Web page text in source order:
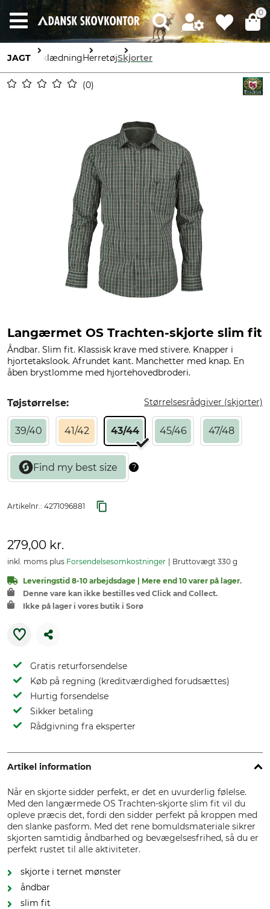
0
JAGT BeklædningHerretøjSkjorter
0
Langærmet OS Trachten-skjorte slim fit
Åndbar. Slim fit. Klassisk krave med stivere. Knapper i
hjortetakslook. Afrundet kant. Manchetter med knap. En
åben brystlomme med hjortehovedbroderi.
Tøjstørrelse: Størrelsesrådgiver (skjorter)
39/40 41/42 43/44 45/46 47/48
Artikelnr.: 4271096881
279,00 kr.
inkl. moms plus Forsendelsesomkostninger Bruttovægt 330 g
Leveringstid 8-10 arbejdsdage | Mere end 10 varer på lager.
Denne vare kan ikke bestilles ved Click and Collect.
Ikke på lager i vores butik i Sorø
Gratis returforsendelse
Køb på regning (kreditværdighed forudsættes)
Hurtig forsendelse
Sikker betaling
Rådgivning fra eksperter
Artikel information
Når en skjorte sidder perfekt, er det en uvurderlig følelse.
Med den langærmede OS Trachten-skjorte slim fit vil du
opleve præcis det, fordi den sidder perfekt på kroppen med
den slanke pasform. Med det rene bomuldsmateriale sikrer
skjorten samtidig åndbarhed og bevægelsesfrihed, så du er
perfekt rustet til alle aktiviteter.
skjorte i ternet mønster
åndbar
slim fit